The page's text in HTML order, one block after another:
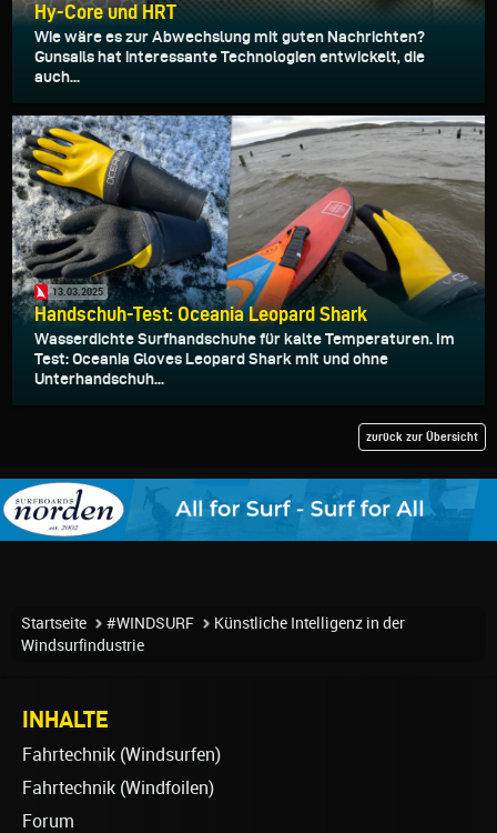
Hy-Core und HRT
Wie wäre es zur Abwechslung mit guten Nachrichten?
Gunsails hat interessante Technologien entwickelt, die
auch...
13.03.2025
Handschuh-Test: Oceania Leopard Shark
Wasserdichte Surfhandschuhe für kalte Temperaturen. Im
Test: Oceania Gloves Leopard Shark mit und ohne
Unterhandschuh...
zurück zur Übersicht
Startseite #WINDSURF
Künstliche Intelligenz in der
Windsurfindustrie
INHALTE
Fahrtechnik (Windsurfen)
Fahrtechnik (Windfoilen)
Forum